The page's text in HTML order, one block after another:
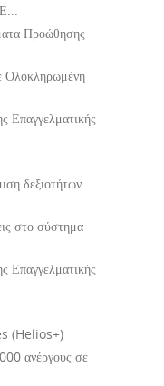
Προώθησης
Ολοκληρωμένη
Επαγγελματικής
δεξιοτήτων
στο σύστημα
Επαγγελματικής
(Helios+)
ανέργους σε